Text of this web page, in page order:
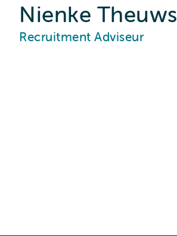
Nienke Theuws
Recruitment Adviseur